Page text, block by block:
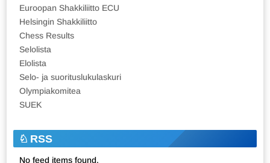
Euroopan Shakkiliitto ECU
Helsingin Shakkiliitto
Chess Results
Selolista
Elolista
Selo- ja suorituslukulaskuri
Olympiakomitea
SUEK
RSS
No feed items found.